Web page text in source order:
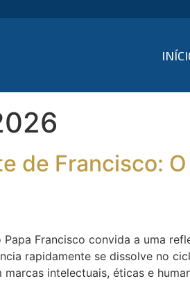
de Francisco:
Francisco convida a uma
rapidamente se dissolve no
intelectuais, éticas e